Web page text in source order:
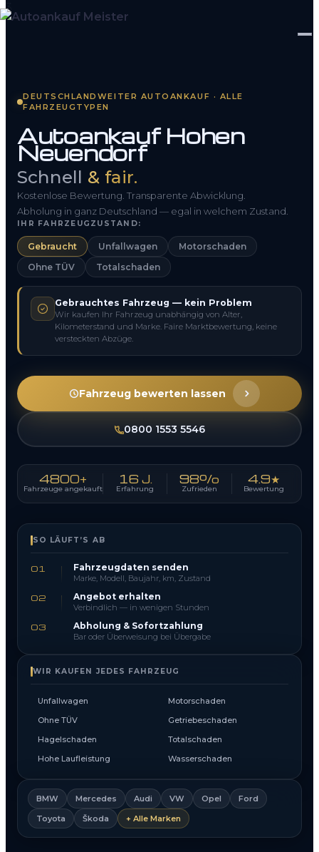
So funktioniert’s
Kontakt
FAQ
0800 1553 5546
DEUTSCHLANDWEITER AUTOANKAUF · ALLE
FAHRZEUGTYPEN
Autoankauf Hohen
Neuendorf
Schnell & fair.
Kostenlose Bewertung. Transparente Abwicklung.
Abholung in ganz Deutschland — egal in welchem Zustand.
IHR FAHRZEUGZUSTAND:
Gebraucht Unfallwagen
Motorschaden
Ohne TÜV
Totalschaden
Gebrauchtes Fahrzeug — kein Problem
Wir kaufen Ihr Fahrzeug unabhängig von Alter,
Kilometerstand und Marke. Faire Marktbewertung, keine
versteckten Abzüge.
Fahrzeug bewerten lassen
0800 1553 5546
4800+
Fahrzeuge angekauft
16 J.
Erfahrung
98%
Zufrieden
4.9★
Bewertung
SO LÄUFT’S AB
01 Fahrzeugdaten senden
Marke, Modell, Baujahr, km, Zustand
02 Angebot erhalten
Verbindlich — in wenigen Stunden
03 Abholung & Sofortzahlung
Bar oder Überweisung bei Übergabe
WIR KAUFEN JEDES FAHRZEUG
Unfallwagen
Motorschaden
Ohne TÜV
Getriebeschaden
Hagelschaden
Totalschaden
Hohe Laufleistung
Wasserschaden
BMW Mercedes Audi VW Opel
Ford
Toyota
Škoda + Alle Marken